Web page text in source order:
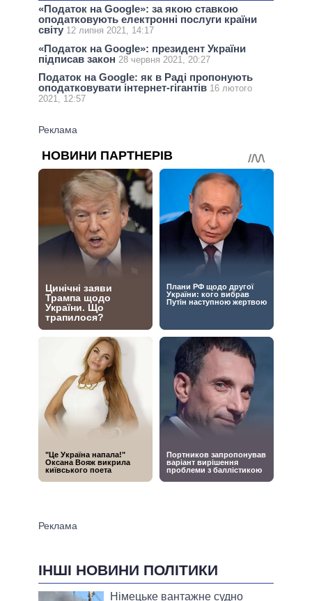
«Податок на Google»: за якою ставкою
оподатковують електронні послуги країни
світу 12 липня 2021, 14:17
«Податок на Google»: президент України
підписав закон 28 червня 2021, 20:27
Податок на Google: як в Раді пропонують
оподатковувати інтернет-гігантів 16 лютого
2021, 12:57
ІНШІ НОВИНИ ПОЛІТИКИ
Німецьке вантажне судно